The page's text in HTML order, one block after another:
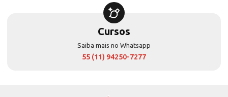
Cursos
Saiba mais no Whatsapp
55 (11) 94250-7277